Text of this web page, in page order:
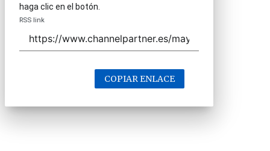
haga clic en el botón.
RSS link
COPIAR ENLACE